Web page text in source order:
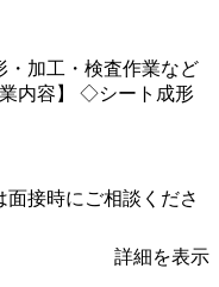
・加工・検査作業など
内容】 ◇シート成形
接時にご相談くださ
詳細を表示